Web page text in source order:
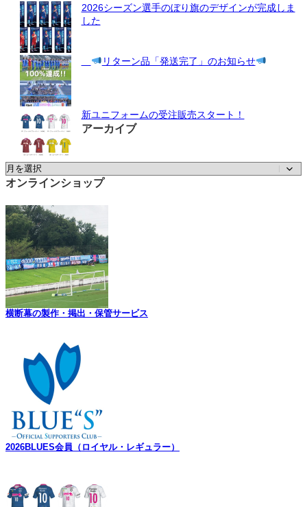
2026シーズン選手のぼり旗のデザインが完成しま
した
リターン品「発送完了」のお知らせ
新ユニフォームの受注販売スタート！
アーカイブ
ア
ー
イ
ブ
オンラインショップ
横断幕の製作・掲出・保管サービス
2026BLUES会員（ロイヤル・レギュラー）